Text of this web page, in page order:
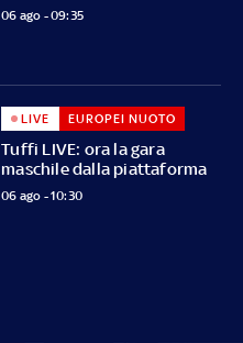
06 ago - 09:35
Tuffi LIVE: ora la gara
maschile dalla piattaforma
LIVE EUROPEI NUOTO
06 ago - 10:30